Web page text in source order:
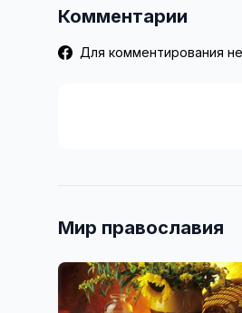
Комментарии
Для комментирования
Мир православия